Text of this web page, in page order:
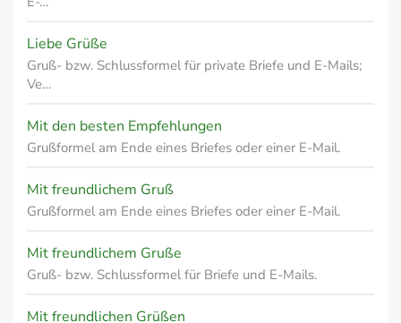
Liebe Grüße
Gruß- bzw. Schlussformel für private Briefe und E-Mails;
Ve…
Mit den besten Empfehlungen
Grußformel am Ende eines Briefes oder einer E-Mail.
Mit freundlichem Gruß
Grußformel am Ende eines Briefes oder einer E-Mail.
Mit freundlichem Gruße
Gruß- bzw. Schlussformel für Briefe und E-Mails.
Mit freundlichen Grüßen